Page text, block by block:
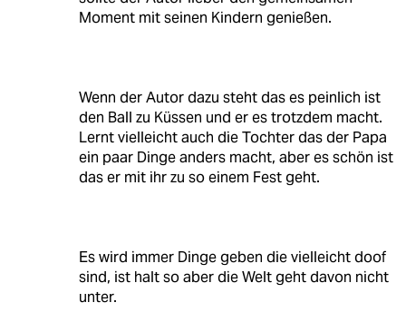
Moment mit seinen Kindern genießen.
Wenn der Autor dazu steht das es peinlich ist
den Ball zu Küssen und er es trotzdem macht.
Lernt vielleicht auch die Tochter das der Papa
ein paar Dinge anders macht, aber es schön ist
das er mit ihr zu so einem Fest geht.
Es wird immer Dinge geben die vielleicht doof
sind, ist halt so aber die Welt geht davon nicht
unter.